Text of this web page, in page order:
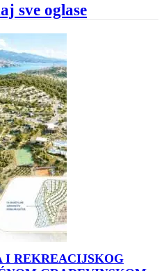
sve oglase
I REKREACIJSKOG